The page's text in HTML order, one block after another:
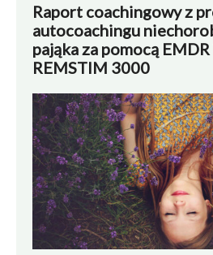
Raport coachingowy z
autocoachingu
pająka za pomocą
REMSTIM 3000